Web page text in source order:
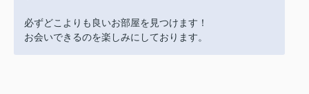
必ずどこよりも良いお部屋を見つけます！
お会いできるのを楽しみにしております。